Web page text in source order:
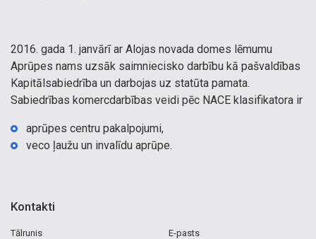
2016. gada 1. janvārī ar Alojas novada domes lēmumu
Aprūpes nams uzsāk saimniecisko darbību kā pašvaldības
Kapitālsabiedrība un darbojas uz statūta pamata.
Sabiedrības komercdarbības veidi pēc NACE klasifikatora ir
aprūpes centru pakalpojumi,
veco ļaužu un invalīdu aprūpe.
Kontakti
Tālrunis E-pasts